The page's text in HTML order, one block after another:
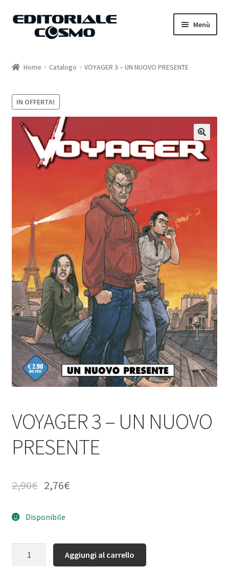
Vai
Vai
Menù
Carrello
Il mio account
Home Catalogo VOYAGER 3 – UN NUOVO PRESENTE
IN OFFERTA!
VOYAGER 3 – UN NUOVO
PRESENTE
2,90€ 2,76€
Disponibile
Aggiungi al carrello